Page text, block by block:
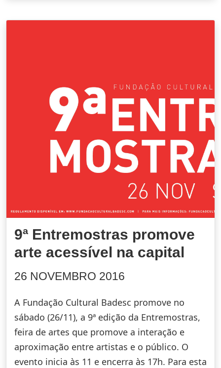
9ª Entremostras promove
arte acessível na capital
26 NOVEMBRO 2016
A Fundação Cultural Badesc promove no
sábado (26/11), a 9ª edição da Entremostras,
feira de artes que promove a interação e
aproximação entre artistas e o público. O
evento inicia às 11 e encerra às 17h. Para esta